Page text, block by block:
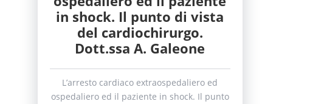
in shock. Il punto di vista
del cardiochirurgo.
Dott.ssa A. Galeone
L’arresto cardiaco extraospedaliero ed
ospedaliero ed il paziente in shock. Il punto